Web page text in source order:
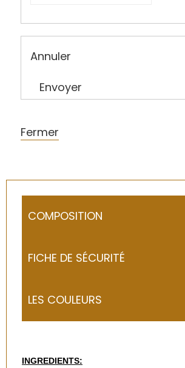
Annuler
Envoyer
Fermer
COMPOSITION
FICHE DE SÉCURITÉ
LES COULEURS
INGREDIENTS: